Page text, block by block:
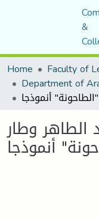
&
Home
الطاهر وطار
أنموذجا